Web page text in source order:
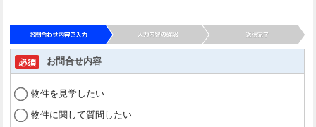
お問合せ内容
物件を見学したい
物件に関して質問したい